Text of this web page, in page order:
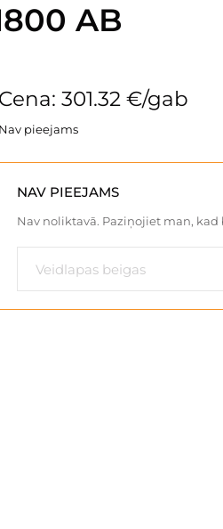
AB
Cena: 301.32 €/gab
Nav pieejams
NAV PIEEJAMS
Nav noliktavā. Paziņojiet man, kad